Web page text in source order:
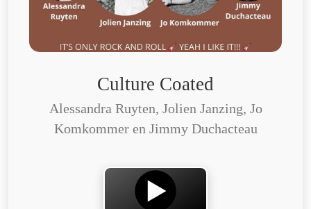
Culture Coated
Alessandra Ruyten, Jolien Janzing, Jo
Komkommer en Jimmy Duchacteau